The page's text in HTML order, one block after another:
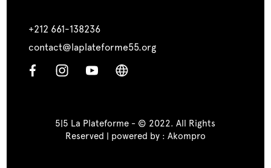
+212 661-138236
contact@laplateforme55.org
5|5 La Plateforme - © 2022. All Rights
Reserved | powered by : Akompro